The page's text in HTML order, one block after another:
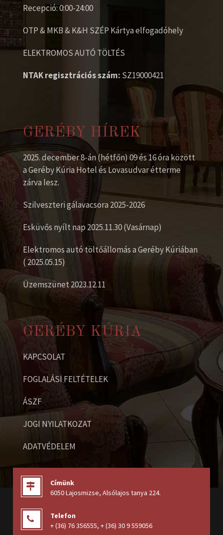
Recepció: 0:00-24:00
OTP & MKB & K&H SZÉP Kártya elfogadóhely
ELEKTROMOS AUTÓ TÖLTÉS
NTAK regisztrációs szám: SZ19000421
GERÉBY HÍREK
2025. december 8-án (hétfőn) 09 és 16 óra között
a Geréby Kúria Hotel és Lovasudvar étterme
zárva lesz.
Szilveszteri gálavacsora 2025-2026
Esküvős nyílt nap 2025.11.30 (Vasárnap)
Elektromos autó töltőállomás a Geréby Kúriában
( 2025.05.15)
Üzemszünet 2023.12.11
GERÉBY KÚRIA
KAPCSOLAT
FOGLALÁSI FELTÉTELEK
ÁSZF
JOGI NYILATKOZAT
ADATVÉDELEM
Címünk
6050 Lajosmizse, Alsólajos tanya 224.
Telefon
+ (36) 76 356555, + (36) 30 9 559056